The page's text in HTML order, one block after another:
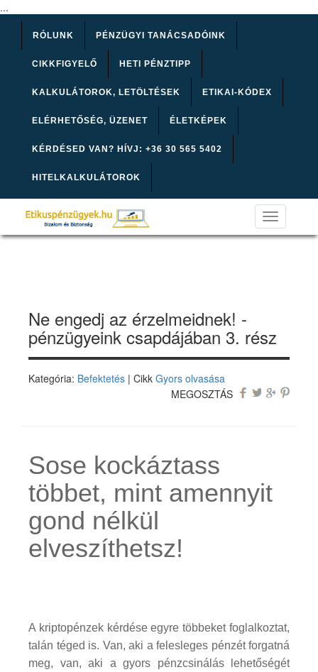
...
RÓLUNK PÉNZÜGYI TANÁCSADÓINK
CIKKFIGYELŐ HETI PÉNZTIPP
KALKULÁTOROK, LETÖLTÉSEK ETIKAI-KÓDEX
ELÉRHETŐSÉG, ÜZENET ÉLETKÉPEK
KÉRDÉSED VAN? HÍVJ: +36 30 565 5402
HITELKALKULÁTOROK
Toggle
navigation
Ne engedj az érzelmeidnek! -
pénzügyeink csapdájában 3. rész
Kategória: Befektetés | Cikk Gyors olvasása
MEGOSZTÁS
Sose kockáztass
többet, mint amennyit
gond nélkül
elveszíthetsz!
A kriptopénzek kérdése egyre többeket foglalkoztat,
talán téged is. Van, aki a felesleges pénzét forgatná
meg, van, aki a gyors pénzcsinálás lehetőségét